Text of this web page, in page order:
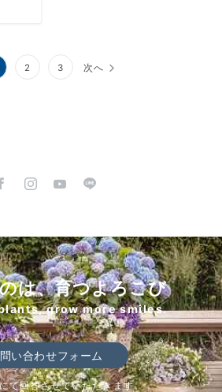
2 3 次へ
は、育つよろこび
grow more smiles.
い合わせフォーム
て回答させていただきます。